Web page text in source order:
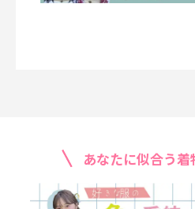
あなたに似合う